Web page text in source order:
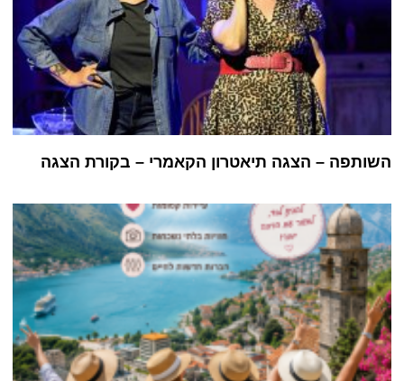
השותפה – הצגה תיאטרון הקאמרי – בקורת הצגה